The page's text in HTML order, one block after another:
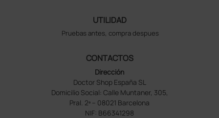
UTILIDAD
Pruebas antes, compra despues
CONTACTOS
Dirección
Doctor Shop España SL
Domicilio Social: Calle Muntaner, 305,
Pral. 2ª – 08021 Barcelona
NIF: B66341298